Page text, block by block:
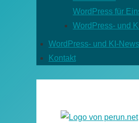
WordPress für
WordPress- und
WordPress- und KI-
Kontakt